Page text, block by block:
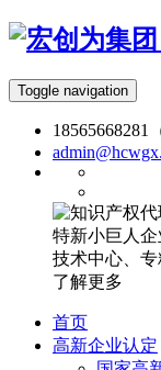
Toggle navigation
18565668281
了解更多
首页
高新企业认定